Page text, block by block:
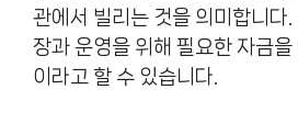
관에서 빌리는 것을 의미합니다.
장과 운영을 위해 필요한 자금
이라고 할 수 있습니다.